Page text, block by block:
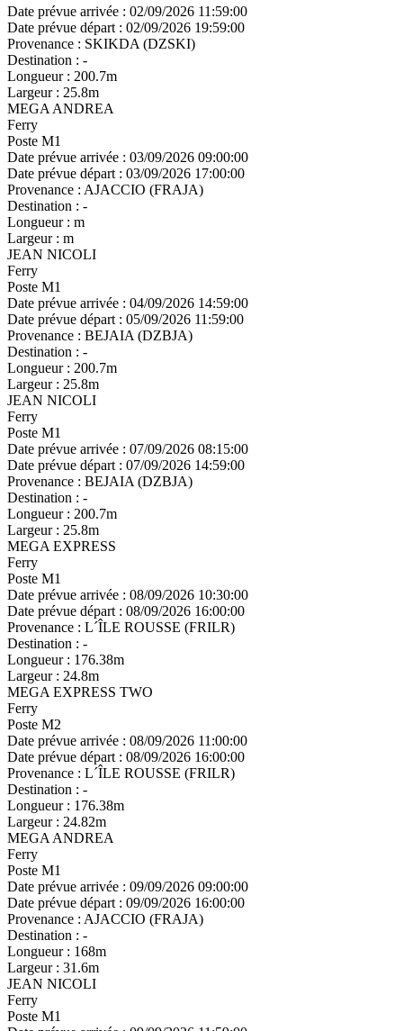
Date prévue arrivée : 02/09/2026 11:59:00
Date prévue départ : 02/09/2026 19:59:00
Provenance : SKIKDA (DZSKI)
Destination : -
Longueur : 200.7m
Largeur : 25.8m
MEGA ANDREA
Ferry
Poste M1
Date prévue arrivée : 03/09/2026 09:00:00
Date prévue départ : 03/09/2026 17:00:00
Provenance : AJACCIO (FRAJA)
Destination : -
Longueur : m
Largeur : m
JEAN NICOLI
Ferry
Poste M1
Date prévue arrivée : 04/09/2026 14:59:00
Date prévue départ : 05/09/2026 11:59:00
Provenance : BEJAIA (DZBJA)
Destination : -
Longueur : 200.7m
Largeur : 25.8m
JEAN NICOLI
Ferry
Poste M1
Date prévue arrivée : 07/09/2026 08:15:00
Date prévue départ : 07/09/2026 14:59:00
Provenance : BEJAIA (DZBJA)
Destination : -
Longueur : 200.7m
Largeur : 25.8m
MEGA EXPRESS
Ferry
Poste M1
Date prévue arrivée : 08/09/2026 10:30:00
Date prévue départ : 08/09/2026 16:00:00
Provenance : L´ÎLE ROUSSE (FRILR)
Destination : -
Longueur : 176.38m
Largeur : 24.8m
MEGA EXPRESS TWO
Ferry
Poste M2
Date prévue arrivée : 08/09/2026 11:00:00
Date prévue départ : 08/09/2026 16:00:00
Provenance : L´ÎLE ROUSSE (FRILR)
Destination : -
Longueur : 176.38m
Largeur : 24.82m
MEGA ANDREA
Ferry
Poste M1
Date prévue arrivée : 09/09/2026 09:00:00
Date prévue départ : 09/09/2026 16:00:00
Provenance : AJACCIO (FRAJA)
Destination : -
Longueur : 168m
Largeur : 31.6m
JEAN NICOLI
Ferry
Poste M1